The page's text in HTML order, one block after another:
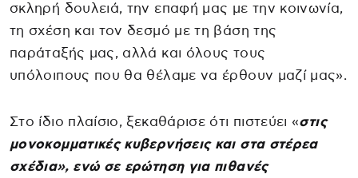
σκληρή δουλειά, την επαφή μας με την κοινωνία,
τη σχέση και τον δεσμό με τη βάση της
παράταξής μας, αλλά και όλους τους
υπόλοιπους που θα θέλαμε να έρθουν μαζί μας».
Στο ίδιο πλαίσιο, ξεκαθάρισε ότι πιστεύει «στις
μονοκομματικές κυβερνήσεις και στα στέρεα
σχέδια», ενώ σε ερώτηση για πιθανές